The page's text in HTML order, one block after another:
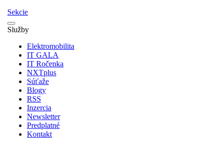
Sekcie
Služby
Elektromobilita
IT GALA
IT Ročenka
NXTplus
Súťaže
Blogy
RSS
Inzercia
Newsletter
Predplatné
Kontakt